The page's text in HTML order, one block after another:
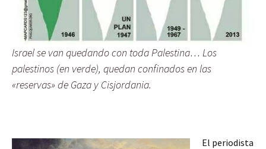
Israel se van quedando con toda Palestina… Los
palestinos (en verde), quedan confinados en las
«reservas» de Gaza y Cisjordania.
El periodista